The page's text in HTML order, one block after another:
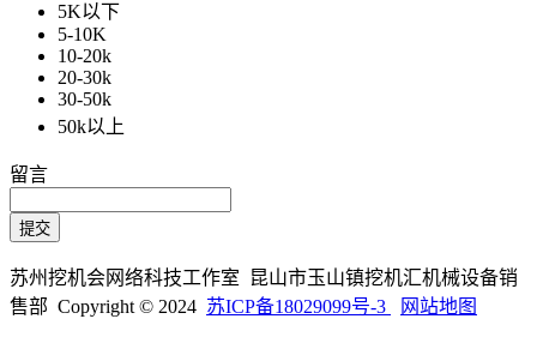
5K以下
5-10K
10-20k
20-30k
30-50k
50k以上
留言
苏州挖机会网络科技工作室 昆山市玉山镇挖机汇机械设备销
售部 Copyright © 2024 苏ICP备18029099号-3 网站地图